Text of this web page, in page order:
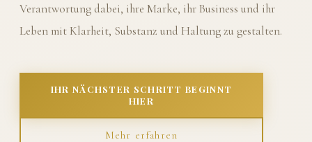
Verantwortung dabei, ihre Marke, ihr Business und ihr
Leben mit Klarheit, Substanz und Haltung zu gestalten.
IHR NÄCHSTER SCHRITT BEGINNT
HIER
Mehr erfahren